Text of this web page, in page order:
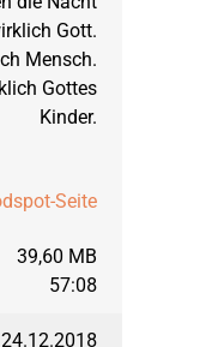
2015
2014
2012
2011
Die Könige Israels
Epheserbrief
Habakuk
Jona
September 2022:
März 2022: Psalm
März 2021: 1.
September 2019:
Gott.
Mensch.
Gottes
Kinder.
39,60 MB
57:08
24.12.2018